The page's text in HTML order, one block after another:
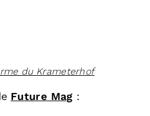
du Krameterhof
Future Mag :